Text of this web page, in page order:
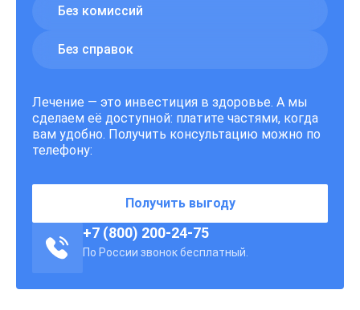
Без комиссий
Без справок
Лечение — это инвестиция в здоровье. А мы
сделаем её доступной: платите частями, когда
вам удобно. Получить консультацию можно по
телефону:
Получить выгоду
+7 (800) 200-24-75
По России звонок бесплатный.